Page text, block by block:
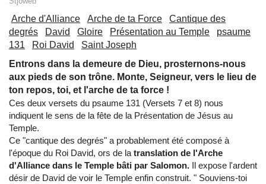
Arche d'Alliance Arche de ta Force
Cantique des
degrés
David Gloire Présentation au Temple
psaume
131
Roi David
Saint Joseph
Entrons dans la demeure de Dieu, prosternons-nous
aux pieds de son trône. Monte, Seigneur, vers le lieu de
ton repos, toi, et l'arche de ta force !
Ces deux versets du psaume 131 (Versets 7 et 8) nous
indiquent le sens de la fête de la Présentation de Jésus au
Temple.
Ce "cantique des degrés" a probablement été composé à
l'époque du Roi David, ors de la translation de l'Arche
d'Alliance dans le Temple bâti par Salomon. Il expose l'ardent
désir de David de voir le Temple enfin construit. " Souviens-toi